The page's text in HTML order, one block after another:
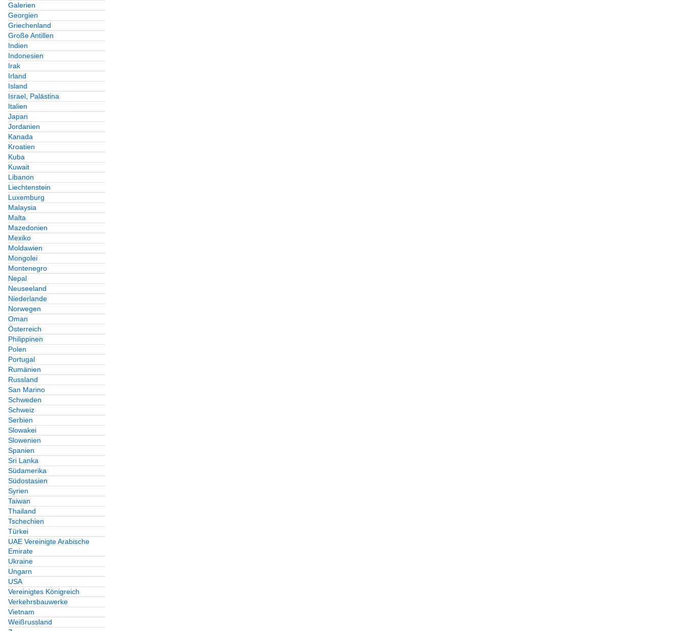
Galerien
Georgien
Griechenland
Große Antillen
Indien
Indonesien
Irak
Irland
Island
Israel, Palästina
Italien
Japan
Jordanien
Kanada
Kroatien
Kuba
Kuwait
Libanon
Liechtenstein
Luxemburg
Malaysia
Malta
Mazedonien
Mexiko
Moldawien
Mongolei
Montenegro
Nepal
Neuseeland
Niederlande
Norwegen
Oman
Österreich
Philippinen
Polen
Portugal
Rumänien
Russland
San Marino
Schweden
Schweiz
Serbien
Slowakei
Slowenien
Spanien
Sri Lanka
Südamerika
Südostasien
Syrien
Taiwan
Thailand
Tschechien
Türkei
UAE Vereinigte Arabische
Emirate
Ukraine
Ungarn
USA
Vereinigtes Königreich
Verkehrsbauwerke
Vietnam
Weißrussland